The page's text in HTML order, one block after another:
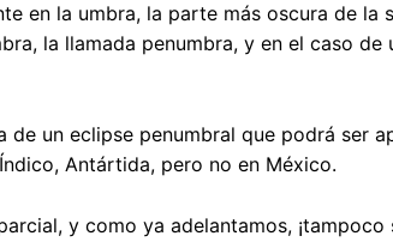
en la umbra, la parte más oscura de la
la llamada penumbra, y en el caso de
un eclipse penumbral que podrá ser
Antártida, pero no en México.
y como ya adelantamos, ¡tampoco